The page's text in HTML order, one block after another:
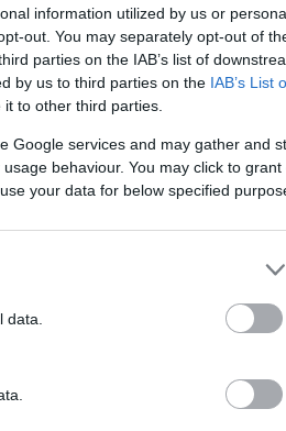
information utilized by us or
out. You may separately opt-out of
parties on the IAB’s list of
by us to third parties on the IAB’s List
to other third parties.
Google services and may gather and
behaviour. You may click to grant
your data for below specified
adott ki
Országos
Aktuális